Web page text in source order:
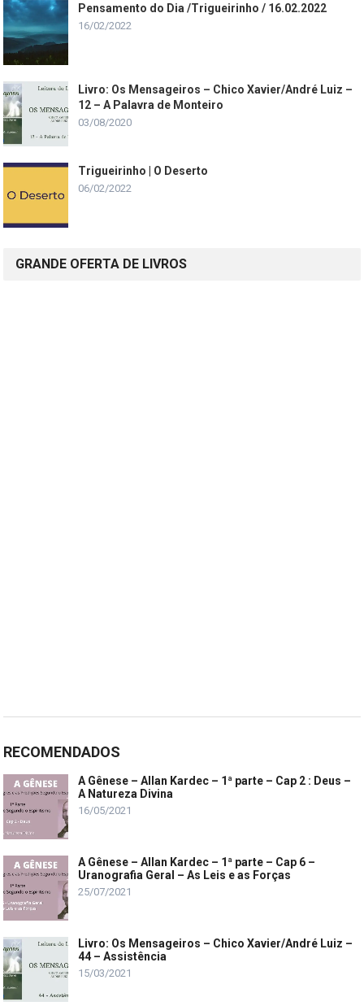
Pensamento do Dia /Trigueirinho / 16.02.2022
16/02/2022
Livro: Os Mensageiros – Chico Xavier/André Luiz –
12 – A Palavra de Monteiro
03/08/2020
Trigueirinho | O Deserto
06/02/2022
GRANDE OFERTA DE LIVROS
RECOMENDADOS
A Gênese – Allan Kardec – 1ª parte – Cap 2 : Deus –
A Natureza Divina
16/05/2021
A Gênese – Allan Kardec – 1ª parte – Cap 6 –
Uranografia Geral – As Leis e as Forças
25/07/2021
Livro: Os Mensageiros – Chico Xavier/André Luiz –
44 – Assistência
15/03/2021